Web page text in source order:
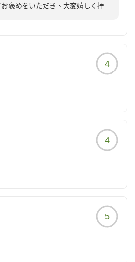
褒めをいただき、大変嬉しく拝読
違う味もご賞味下さいませ。
のご投稿誠にありがとうございまし
4
4
5